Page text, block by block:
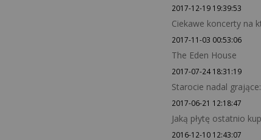
2017-12-19 19:39:53
Ciekawe koncerty na
2017-11-03 00:53:06
The Eden House
2017-07-24 18:31:19
Starocie nadal
2017-06-21 12:18:47
Jaką płytę ostatnio
2016-12-10 12:43:07